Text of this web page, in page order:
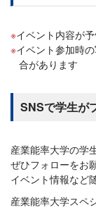
イベント内容が
イベント参加時
合があります
SNSで学生が
産業能率大学の学
ぜひフォローをお
イベント情報など
産業能率大学スペ